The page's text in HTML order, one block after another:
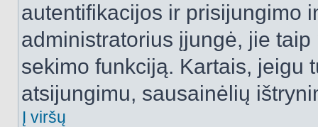
autentifikacijos ir prisijungimo
administratorius įjungė, jie
sekimo funkciją. Kartais, jeigu
atsijungimu, sausainėlių
Į viršų